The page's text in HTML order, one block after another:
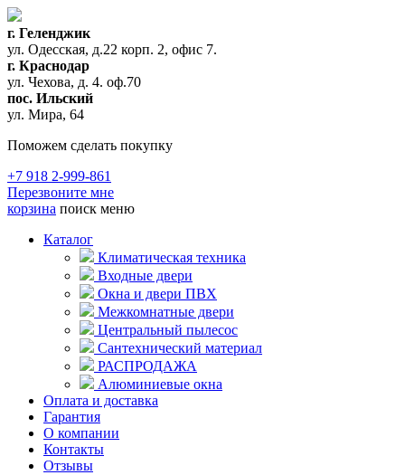
г. Геленджик
ул. Одесская, д.22 корп. 2, офис 7.
г. Краснодар
ул. Чехова, д. 4. оф.70
пос. Ильский
ул. Мира, 64
Поможем сделать покупку
+7 918 2-999-861
Перезвоните мне
корзина поиск меню
Каталог
Климатическая техника
Входные двери
Окна и двери ПВХ
Межкомнатные двери
Центральный пылесос
Сантехнический материал
РАСПРОДАЖА
Алюминиевые окна
Оплата и доставка
Гарантия
О компании
Контакты
Отзывы